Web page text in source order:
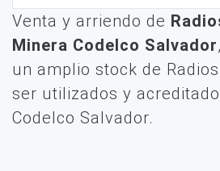
Venta y arriendo de
Minera Codelco Salvador
un amplio stock de
ser utilizados y
Codelco Salvador.